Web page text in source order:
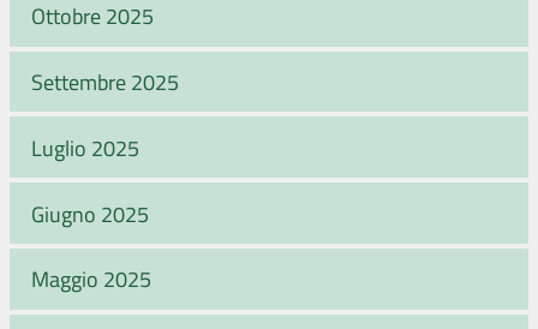
Ottobre 2025
Settembre 2025
Luglio 2025
Giugno 2025
Maggio 2025